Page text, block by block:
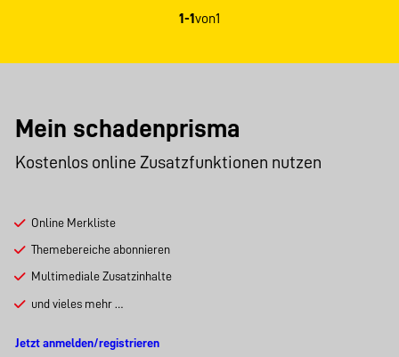
1-1von1
Mein schadenprisma
Kostenlos online Zusatzfunktionen nutzen
Online Merkliste
Themebereiche abonnieren
Multimediale Zusatzinhalte
und vieles mehr …
Jetzt anmelden/registrieren